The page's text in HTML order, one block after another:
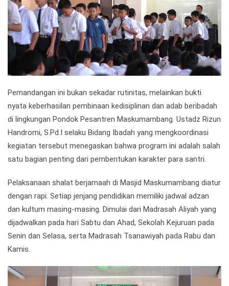
Pemandangan ini bukan sekadar rutinitas, melainkan bukti
nyata keberhasilan pembinaan kedisiplinan dan adab beribadah
di lingkungan Pondok Pesantren Maskumambang. Ustadz Rizun
Handromi, S.Pd.I selaku Bidang Ibadah yang mengkoordinasi
kegiatan tersebut menegaskan bahwa program ini adalah salah
satu bagian penting dari pembentukan karakter para santri.
Pelaksanaan shalat berjamaah di Masjid Maskumambang diatur
dengan rapi. Setiap jenjang pendidikan memiliki jadwal adzan
dan kultum masing-masing. Dimulai dari Madrasah Aliyah yang
dijadwalkan pada hari Sabtu dan Ahad, Sekolah Kejuruan pada
Senin dan Selasa, serta Madrasah Tsanawiyah pada Rabu dan
Kamis.